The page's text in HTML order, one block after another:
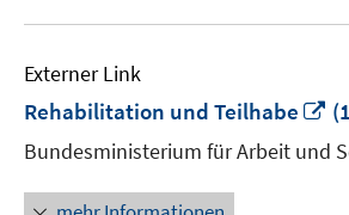
Externer Link
Rehabilitation und Teilhabe
In
Bundesministerium für Arbeit und